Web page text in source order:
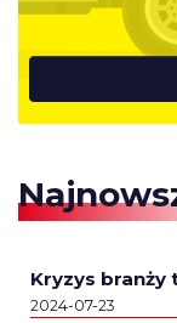
Kryzys
2024-07-23